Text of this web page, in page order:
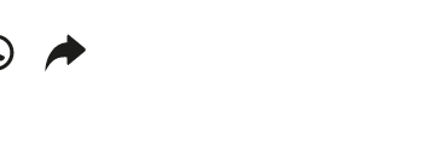
copiar
enlace